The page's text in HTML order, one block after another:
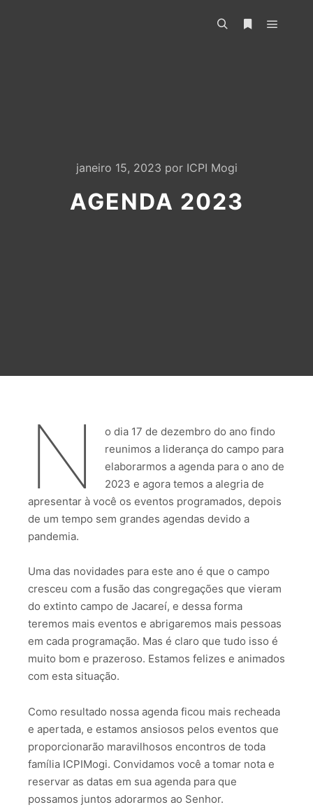
janeiro 15, 2023 por ICPI Mogi
AGENDA 2023
N
o dia 17 de dezembro do ano findo
reunimos a liderança do campo para
elaborarmos a agenda para o ano de
2023 e agora temos a alegria de
apresentar à você os eventos programados, depois
de um tempo sem grandes agendas devido a
pandemia.
Uma das novidades para este ano é que o campo
cresceu com a fusão das congregações que vieram
do extinto campo de Jacareí, e dessa forma
teremos mais eventos e abrigaremos mais pessoas
em cada programação. Mas é claro que tudo isso é
muito bom e prazeroso. Estamos felizes e animados
com esta situação.
Como resultado nossa agenda ficou mais recheada
e apertada, e estamos ansiosos pelos eventos que
proporcionarão maravilhosos encontros de toda
família ICPIMogi. Convidamos você a tomar nota e
reservar as datas em sua agenda para que
possamos juntos adorarmos ao Senhor.